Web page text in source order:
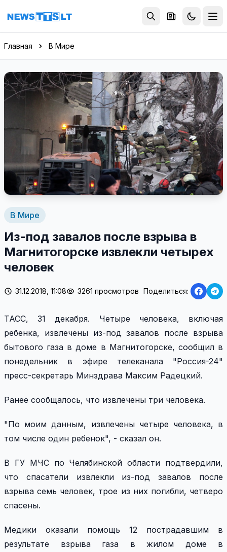
Перейти к содержимому
Главная В Мире
В Мире
Из-под завалов после взрыва в
Магнитогорске извлекли четырех
человек
31.12.2018, 11:08 3261 просмотров Поделиться:
ТАСС, 31 декабря. Четыре человека, включая
ребенка, извлечены из-под завалов после взрыва
бытового газа в доме в Магнитогорске, сообщил в
понедельник в эфире телеканала "Россия-24"
пресс-секретарь Минздрава Максим Радецкий.
Ранее сообщалось, что извлечены три человека.
"По моим данным, извлечены четыре человека, в
том числе один ребенок", - сказал он.
В ГУ МЧС по Челябинской области подтвердили,
что спасатели извлекли из-под завалов после
взрыва семь человек, трое из них погибли, четверо
спасены.
Медики оказали помощь 12 пострадавшим в
результате взрыва газа в жилом доме в